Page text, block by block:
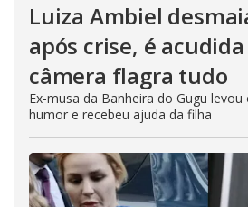
Luiza Ambiel
após crise, é
câmera flagra tudo
Ex-musa da Banheira do Gugu
humor e recebeu ajuda da filha